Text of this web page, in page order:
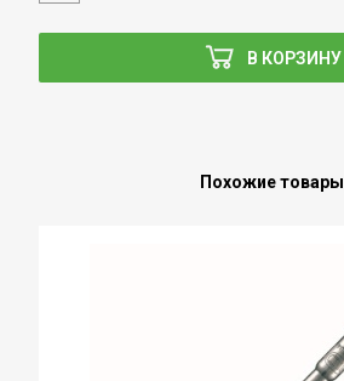
В КОРЗИНУ
Похожие товары